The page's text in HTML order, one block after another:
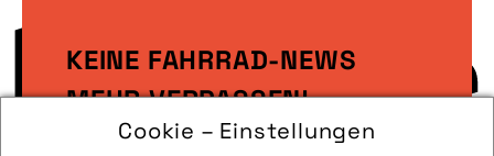
Cookie – Einstellungen
KEINE FAHRRAD-NEWS
MEHR VERPASSEN!